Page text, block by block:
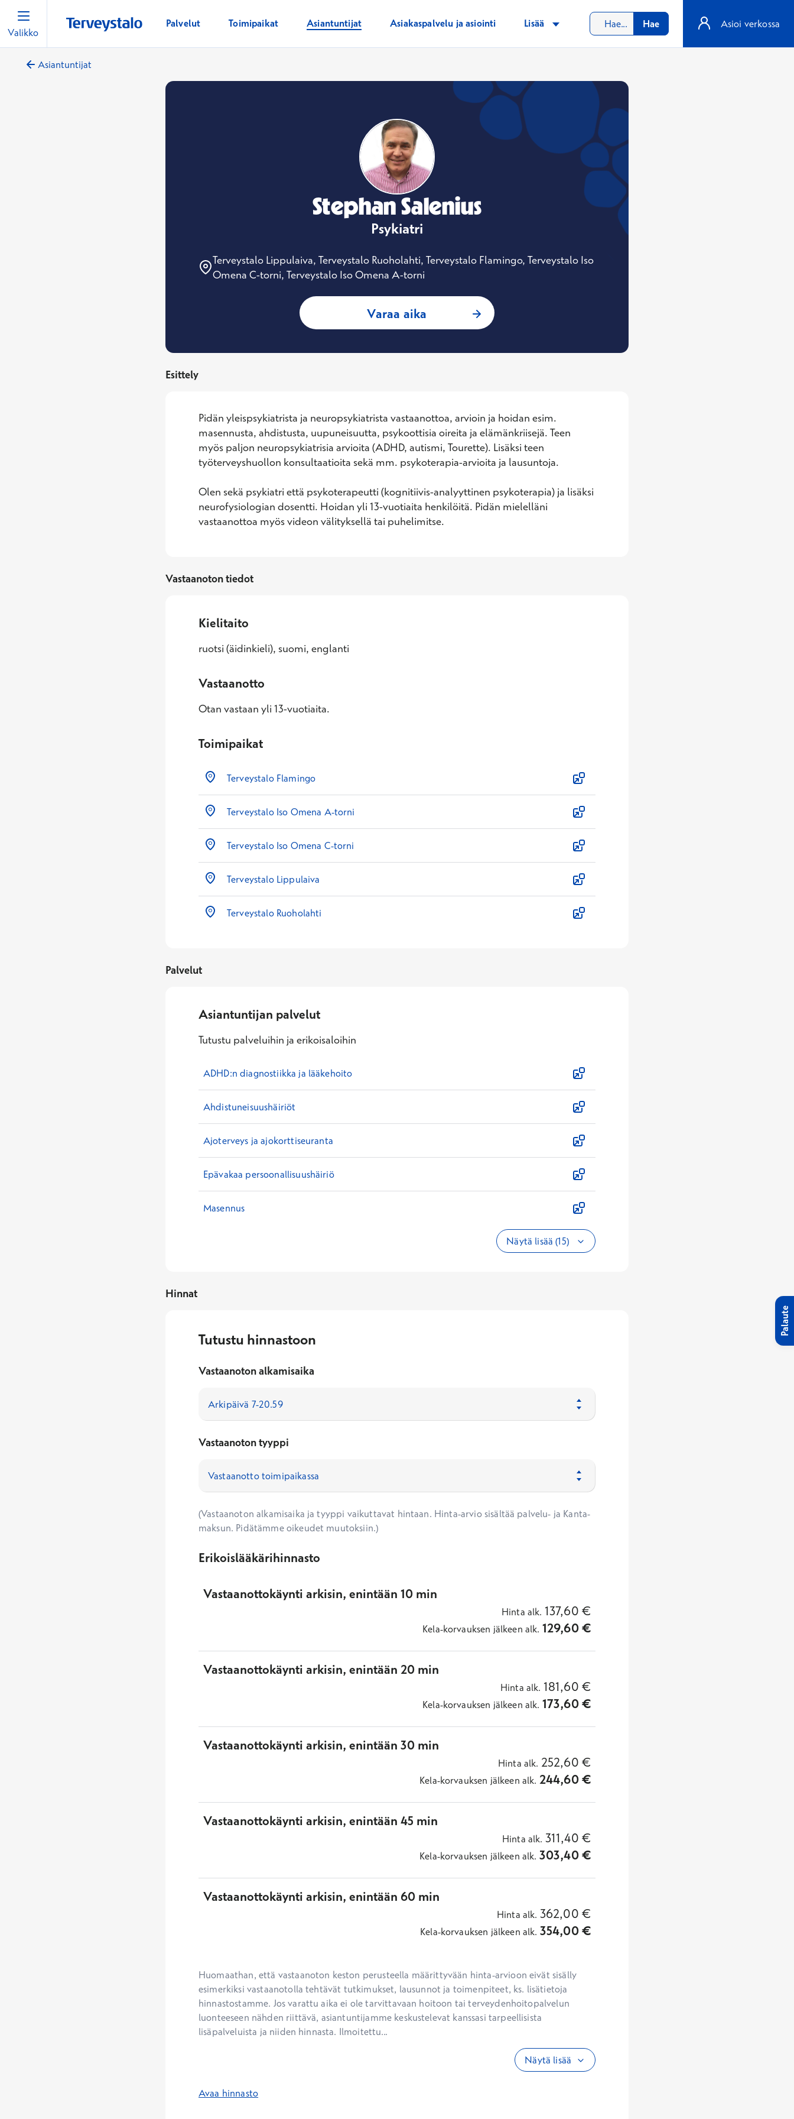
Valikko
Palvelut Toimipaikat Asiantuntijat Asiakaspalvelu ja asiointi Lisää Hae Asioi verkossa
Asiantuntijat
Stephan Salenius
Psykiatri
Terveystalo Lippulaiva, Terveystalo Ruoholahti, Terveystalo Flamingo, Terveystalo Iso
Omena C-torni, Terveystalo Iso Omena A-torni
Varaa aika : Stephan Salenius, Psykiatri
Esittely
Pidän yleispsykiatrista ja neuropsykiatrista vastaanottoa, arvioin ja hoidan esim.
masennusta, ahdistusta, uupuneisuutta, psykoottisia oireita ja elämänkriisejä. Teen
myös paljon neuropsykiatrisia arvioita (ADHD, autismi, Tourette). Lisäksi teen
työterveyshuollon konsultaatioita sekä mm. psykoterapia-arvioita ja lausuntoja.
Olen sekä psykiatri että psykoterapeutti (kognitiivis-analyyttinen psykoterapia) ja lisäksi
neurofysiologian dosentti. Hoidan yli 13-vuotiaita henkilöitä. Pidän mielelläni
vastaanottoa myös videon välityksellä tai puhelimitse.
Vastaanoton tiedot
Kielitaito
ruotsi (äidinkieli), suomi, englanti
Vastaanotto
Otan vastaan yli 13-vuotiaita.
Toimipaikat
Terveystalo Flamingo
Terveystalo Iso Omena A-torni
Terveystalo Iso Omena C-torni
Terveystalo Lippulaiva
Terveystalo Ruoholahti
Palvelut
Asiantuntijan palvelut
Tutustu palveluihin ja erikoisaloihin
ADHD:n diagnostiikka ja lääkehoito
Ahdistuneisuushäiriöt
Ajoterveys ja ajokorttiseuranta
Epävakaa persoonallisuushäiriö
Masennus
Näytä lisää (15)
Hinnat
Tutustu hinnastoon
Vastaanoton alkamisaika
Vastaanoton tyyppi
(Vastaanoton alkamisaika ja tyyppi vaikuttavat hintaan. Hinta-arvio sisältää palvelu- ja Kanta-
maksun. Pidätämme oikeudet muutoksiin.)
Erikoislääkärihinnasto
Vastaanottokäynti arkisin, enintään 10 min
Hinta alk. 137,60 €
Kela-korvauksen jälkeen alk. 129,60€
Vastaanottokäynti arkisin, enintään 20 min
Hinta alk. 181,60 €
Kela-korvauksen jälkeen alk. 173,60€
Vastaanottokäynti arkisin, enintään 30 min
Hinta alk. 252,60 €
Kela-korvauksen jälkeen alk. 244,60€
Vastaanottokäynti arkisin, enintään 45 min
Hinta alk. 311,40 €
Kela-korvauksen jälkeen alk. 303,40€
Vastaanottokäynti arkisin, enintään 60 min
Hinta alk. 362,00 €
Kela-korvauksen jälkeen alk. 354,00€
Huomaathan, että vastaanoton keston perusteella määrittyvään hinta-arvioon eivät sisälly
esimerkiksi vastaanotolla tehtävät tutkimukset, lausunnot ja toimenpiteet, ks. lisätietoja
hinnastostamme. Jos varattu aika ei ole tarvittavaan hoitoon tai terveydenhoitopalvelun
luonteeseen nähden riittävä, asiantuntijamme keskustelevat kanssasi tarpeellisista
lisäpalveluista ja niiden hinnasta. Ilmoitettu...
Näytä lisää
Avaa hinnasto
Palaute